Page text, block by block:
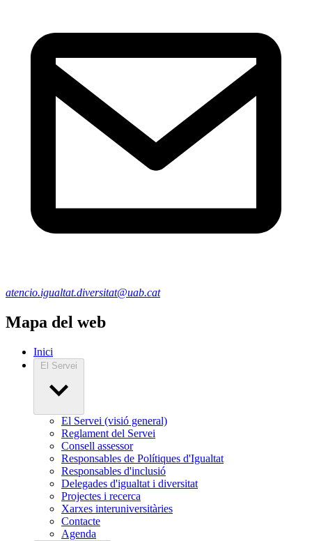
atencio.igualtat.diversitat@uab.cat
Mapa del web
Inici
El Servei
El Servei (visió general)
Reglament del Servei
Consell assessor
Responsables de Polítiques d'Igualtat
Responsables d'inclusió
Delegades d'igualtat i diversitat
Projectes i recerca
Xarxes interuniversitàries
Contacte
Agenda